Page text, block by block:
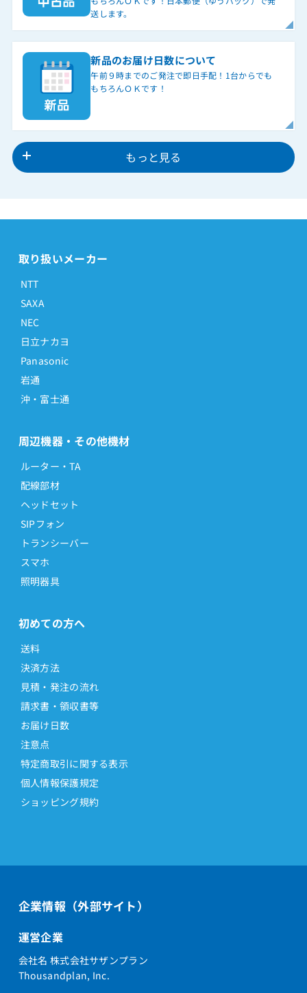
送します。
新品のお届け日数について
午前９時までのご発注で即日手配！1台からでも
もちろんＯＫです！
もっと見る
取り扱いメーカー
NTT
SAXA
NEC
日立ナカヨ
Panasonic
岩通
沖・富士通
周辺機器・その他機材
ルーター・TA
配線部材
ヘッドセット
SIPフォン
トランシーバー
スマホ
照明器具
初めての方へ
送料
決済方法
見積・発注の流れ
請求書・領収書等
お届け日数
注意点
特定商取引に関する表示
個人情報保護規定
ショッピング規約
企業情報（外部サイト）
運営企業
会社名 株式会社サザンプラン
Thousandplan, Inc.